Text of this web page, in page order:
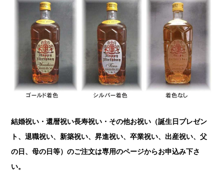
結婚祝い・還暦祝い長寿祝い・その他お祝い（誕生日プレゼン
ト、退職祝い、新築祝い、昇進祝い、卒業祝い、出産祝い、父
の日、母の日等）のご注文は専用のページからお申込み下さ
い。